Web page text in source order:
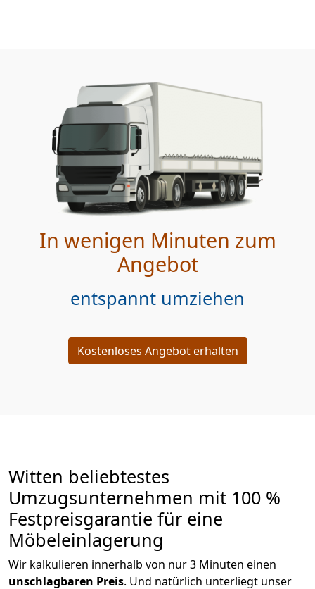
In wenigen Minuten zum
Angebot
entspannt umziehen
Kostenloses Angebot erhalten
Witten beliebtestes
Umzugsunternehmen mit 100 %
Festpreisgarantie für eine
Möbeleinlagerung
Wir kalkulieren innerhalb von nur 3 Minuten einen
unschlagbaren Preis. Und natürlich unterliegt unser